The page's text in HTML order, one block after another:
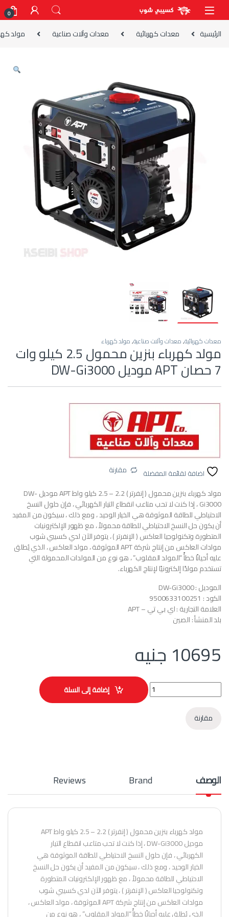
Skip to navigation
Skip to content
0
الرئيسية معدات كهربائية معدات وآلات صناعية مولد
معدات كهربائية,معدات وآلات صناعية,مولد كهرباء
مولد كهرباء بنزين محمول 2.5 كيلو وات
7 حصان APT موديل DW-Gi3000
اضافة لقائمة المفضلة مقارنة
مولد كهرباء بنزين محمول ( إنفرتر ) 2.2 – 2.5 كيلو واط APT موديل DW-
Gi3000 ، إذا كنت لا تحب متاعب انقطاع التيار الكهربائي ، فإن حلول النسخ
الاحتياطي للطاقة الموثوقة هي الخيار الوحيد ، ومع ذلك ، سيكون من المفيد
أن يكون حل النسخ الاحتياطي للطاقة محمولاً ، مع ظهور الإلكترونيات
المتطورة وتكنولوجيا العاكس ( الإنفرتر ) ، يتوفر الآن لدي كسيبي شوب
مولدات العاكس من إنتاج شركة APT الموثوقة ، مولد العاكس ، الذي يُطلق
عليه أحيانًا خطأً “المولد المقلوب” ، هو نوع من المولدات المحمولة التي
تستخدم مولدًا إلكترونيًا لإنتاج الكهرباء.
الموديل : DW-Gi3000
الكود : 9500633100251
العلامة التجارية : اي بي تي – APT
بلد المنشأ : الصين
10695 جنيه
مولد كهرباء بنزين محمول 2.5 كيلو وات 7 حصان APT موديل DW-Gi3000 quantity إضافة إلى السلة
مقارنة
الوصف Brand
Reviews
مولد كهرباء بنزين محمول ( إنفرتر ) 2.2 – 2.5 كيلو واط APT
موديل DW-Gi3000 ، إذا كنت لا تحب متاعب انقطاع التيار
الكهربائي ، فإن حلول النسخ الاحتياطي للطاقة الموثوقة هي
الخيار الوحيد ، ومع ذلك ، سيكون من المفيد أن يكون حل النسخ
الاحتياطي للطاقة محمولاً ، مع ظهور الإلكترونيات المتطورة
وتكنولوجيا العاكس ( الإنفرتر ) ، يتوفر الآن لدي كسيبي شوب
مولدات العاكس من إنتاج شركة APT الموثوقة ، مولد العاكس ،
الذي يُطلق عليه أحيانًا خطأً “المولد المقلوب” ، هو نوع من